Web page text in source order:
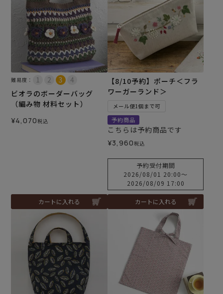
難易度：
ビオラのボーダーバッグ
（編み物 材料セット）
¥4,070税込
カートに入れる
【8/10予約】ポーチ＜フラ
ワーガーランド＞
メール便1個まで可
予約商品
こちらは予約商品です
¥3,960税込
予約受付期間
2026/08/01 20:00〜
2026/08/09 17:00
カートに入れる